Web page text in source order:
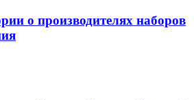
о производителях наборов